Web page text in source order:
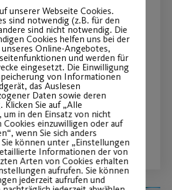
zur Wiederaufnahme
unserer Webseite Cookies.
sind notwendig (z.B. für den
sind nicht notwendig. Die
Cookies helfen uns bei der
Online-Angebotes,
und werden für
eingesetzt. Die Einwilligung
von Informationen
das Auslesen
Daten sowie deren
Klicken Sie auf „Alle
um in den Einsatz von nicht
einzuwilligen oder auf
wenn Sie sich anders
können unter „Einstellungen
Informationen der von
Arten von Cookies erhalten
aufrufen. Sie können
jederzeit aufrufen und